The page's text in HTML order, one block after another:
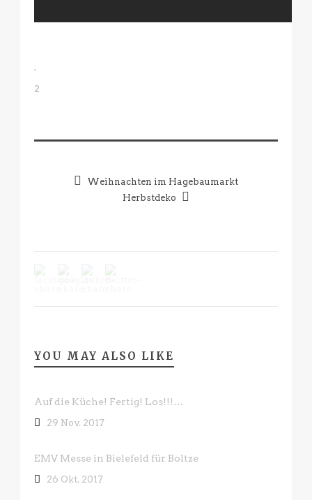
2
Weihnachten im Hagebaumarkt
Herbstdeko
YOU MAY ALSO LIKE
Auf die Küche! Fertig! Los!!!…
29 Nov. 2017
EMV Messe in Bielefeld für Boltze
26 Okt. 2017